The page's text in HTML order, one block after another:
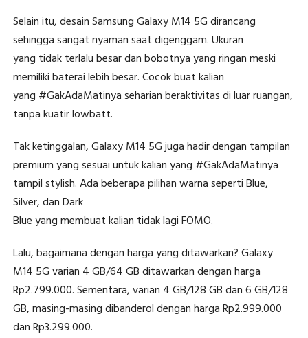
Selain itu, desain Samsung Galaxy M14 5G dirancang
sehingga sangat nyaman saat digenggam. Ukuran
yang tidak terlalu besar dan bobotnya yang ringan meski
memiliki baterai lebih besar. Cocok buat kalian
yang #GakAdaMatinya seharian beraktivitas di luar ruangan,
tanpa kuatir lowbatt.
Tak ketinggalan, Galaxy M14 5G juga hadir dengan tampilan
premium yang sesuai untuk kalian yang #GakAdaMatinya
tampil stylish. Ada beberapa pilihan warna seperti Blue,
Silver, dan Dark
Blue yang membuat kalian tidak lagi FOMO.
Lalu, bagaimana dengan harga yang ditawarkan? Galaxy
M14 5G varian 4 GB/64 GB ditawarkan dengan harga
Rp2.799.000. Sementara, varian 4 GB/128 GB dan 6 GB/128
GB, masing-masing dibanderol dengan harga Rp2.999.000
dan Rp3.299.000.